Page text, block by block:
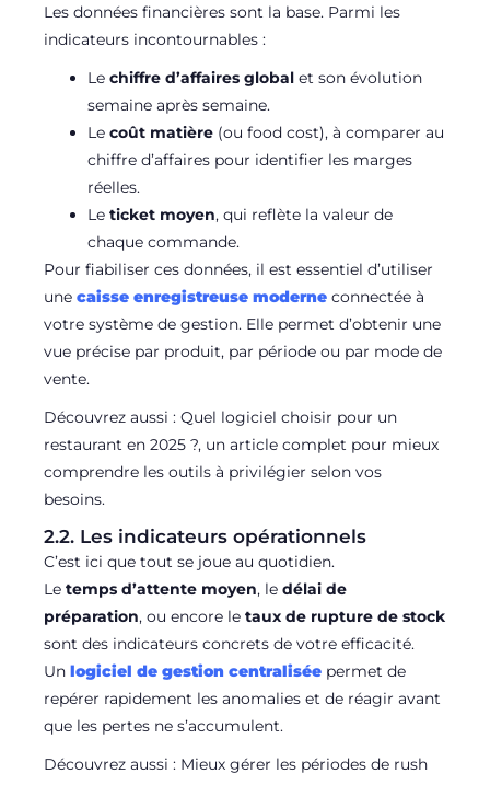
Les données financières sont la base. Parmi les
indicateurs incontournables :
Lechiffre d’affaires global et son évolution
semaine après semaine.
Lecoût matière (ou food cost), à comparer au
chiffre d’affaires pour identifier les marges
réelles.
Leticket moyen, qui reflète la valeur de
chaque commande.
Pour fiabiliser ces données, il est essentiel d’utiliser
une caisse enregistreuse moderne connectée à
votre système de gestion. Elle permet d’obtenir une
vue précise par produit, par période ou par mode de
vente.
Découvrez aussi : Quel logiciel choisir pour un
restaurant en 2025 ?, un article complet pour mieux
comprendre les outils à privilégier selon vos
besoins.
2.2. Les indicateurs opérationnels
C’est ici que tout se joue au quotidien.
Letemps d’attente moyen, ledélai de
préparation, ou encore letaux de rupture de stock
sont des indicateurs concrets de votre efficacité.
Un logiciel de gestion centralisée permet de
repérer rapidement les anomalies et de réagir avant
que les pertes ne s’accumulent.
Découvrez aussi : Mieux gérer les périodes de rush